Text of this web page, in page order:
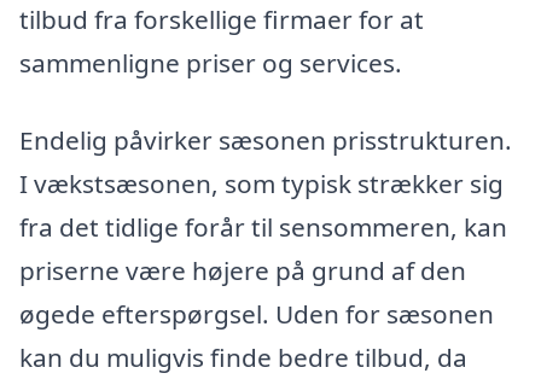
tilbud fra forskellige firmaer for at
sammenligne priser og services.
Endelig påvirker sæsonen prisstrukturen.
I vækstsæsonen, som typisk strækker sig
fra det tidlige forår til sensommeren, kan
priserne være højere på grund af den
øgede efterspørgsel. Uden for sæsonen
kan du muligvis finde bedre tilbud, da